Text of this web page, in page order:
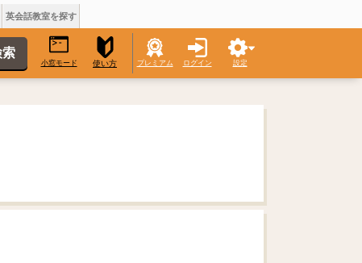
英会話教室を探す
小窓モード 使い方 プレミアム ログイン 設定